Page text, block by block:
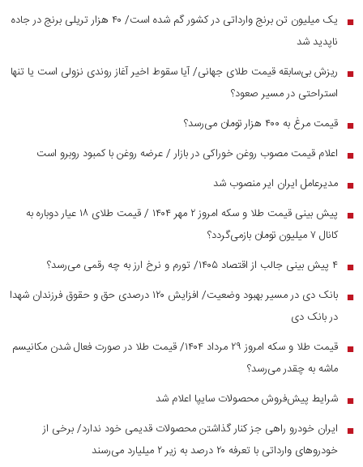
■
یک میلیون تن برنج وارداتی در کشور گم شده است/ ۴۰ هزار تریلی برنج در جاده
ناپدید شد
■
ریزش بی‌سابقه قیمت طلای جهانی/ آیا سقوط اخیر آغاز روندی نزولی است یا تنها
استراحتی در مسیر صعود؟
■ قیمت مرغ به ۴۰۰ هزار تومان می‌رسد؟
■ اعلام قیمت مصوب روغن خوراکی در بازار / عرضه روغن با کمبود روبرو است
■ مدیرعامل ایران ایر منصوب شد
■
پیش بینی قیمت طلا و سکه امروز ۲ مهر ۱۴۰۴ / قیمت طلای ۱۸ عیار دوباره به
کانال ۷ میلیون تومان بازمی‌گردد؟
■ ۴ پیش بینی جالب از اقتصاد ۱۴۰۵/ تورم و نرخ ارز به چه رقمی می‌رسد؟
■
بانک دی در مسیر بهبود وضعیت/ افزایش ۱۲۰ درصدی حق و حقوق فرزندان شهدا
در بانک دی
■
قیمت طلا و سکه امروز ۲۹ مرداد ۱۴۰۴/ قیمت طلا در صورت فعال شدن مکانیسم
ماشه به چقدر می‌رسد؟
■ شرایط پیش‌فروش محصولات سایپا اعلام شد
■
ایران خودرو راهی جز کنار گذاشتن محصولات قدیمی خود ندارد/ برخی از
خودرو‌های وارداتی با تعرفه ۲۰ درصد به زیر ۲ میلیارد می‌رسند